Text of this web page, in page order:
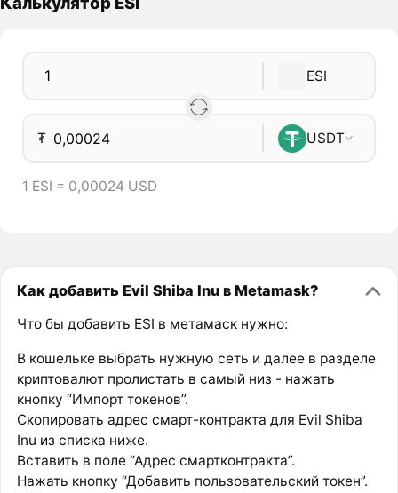
ESI
₮ USDT
1 ESI = 0,00024 USD
Как добавить Evil Shiba Inu в Metamask?
Что бы добавить ESI в метамаск нужно:
В кошельке выбрать нужную сеть и далее в разделе
криптовалют пролистать в самый низ - нажать
кнопку “Импорт токенов”.
Скопировать адрес смарт-контракта для Evil Shiba
Inu из списка ниже.
Вставить в поле “Адрес смартконтракта”.
Нажать кнопку “Добавить пользовательский токен”.